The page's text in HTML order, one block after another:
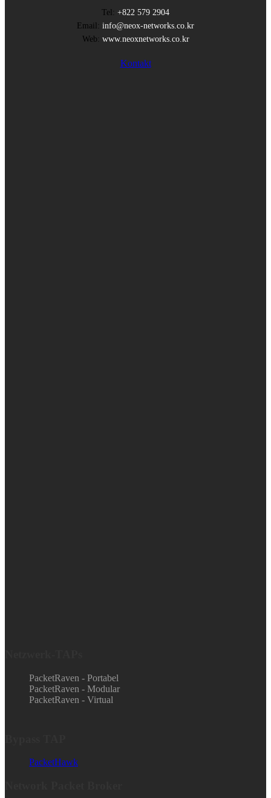
Tel: +822 579 2904
Email: info@neox-networks.co.kr
Web: www.neoxnetworks.co.kr
Kontakt
PacketRaven - Portabel
PacketRaven - Modular
PacketRaven - Virtual
PacketHawk